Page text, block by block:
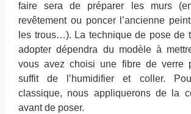
faire sera de préparer les murs
revêtement ou poncer l’ancienne
les trous…). La technique de pose de
adopter dépendra du modèle à
vous avez choisi une fibre de verre
suffit de l’humidifier et coller.
classique, nous appliquerons de la
avant de poser.